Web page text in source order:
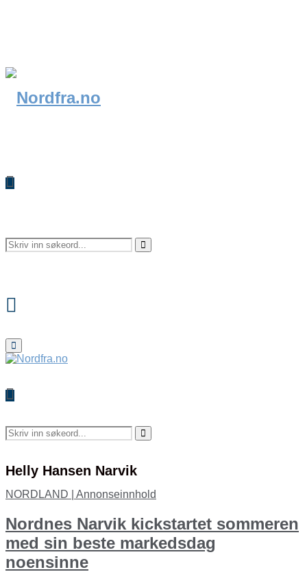
Search
Search
Primary
Menu
Search
for:
Search
Helly Hansen Narvik
NORDLAND | Annonseinnhold
Nordnes Narvik kickstartet sommeren
med sin beste markedsdag
noensinne